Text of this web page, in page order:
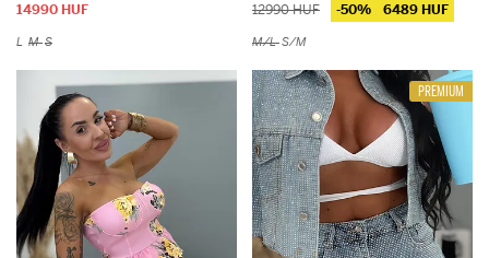
14990 HUF
L MS
12990 HUF -50% 6489 HUF
M/LS/M
PREMIUM